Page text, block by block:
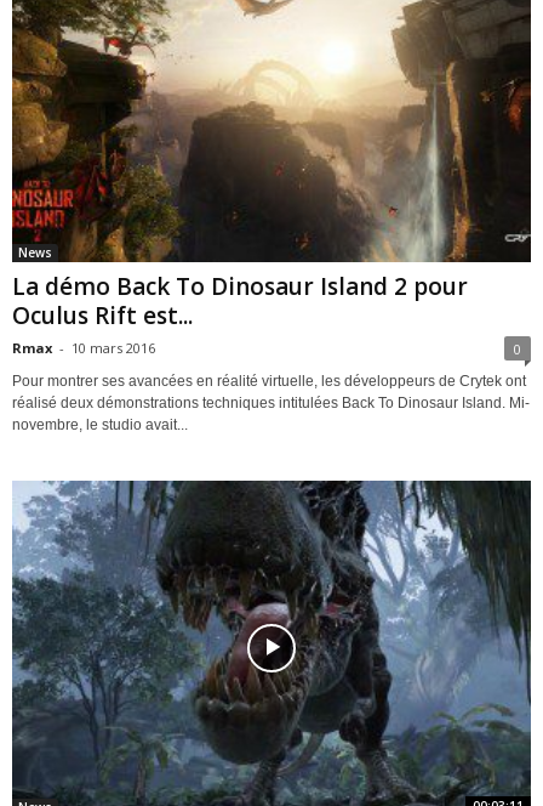
News
La démo Back To Dinosaur Island 2 pour
Oculus Rift est...
Rmax - 10 mars 2016 0
Pour montrer ses avancées en réalité virtuelle, les développeurs de Crytek ont
réalisé deux démonstrations techniques intitulées Back To Dinosaur Island. Mi-
novembre, le studio avait...